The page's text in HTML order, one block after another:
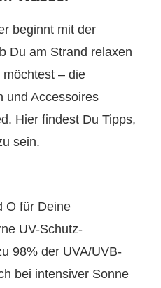
beginnt mit der
Du am Strand relaxen
– die
und Accessoires
Hier findest Du Tipps,
sein.
O für Deine
UV-Schutz-
98% der UVA/UVB-
bei intensiver Sonne